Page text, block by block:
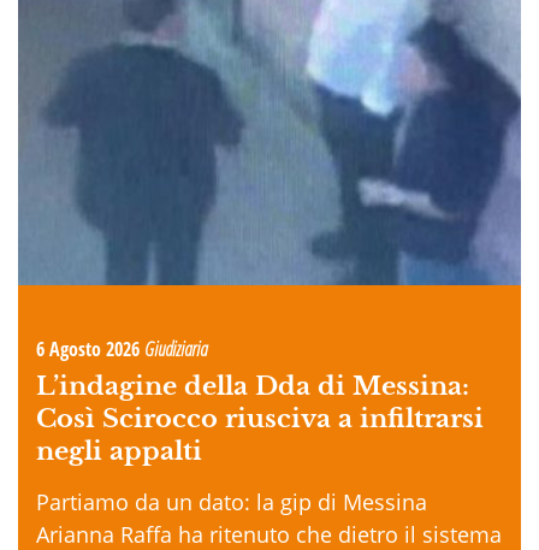
6 Agosto 2026 Giudiziaria
L’indagine della Dda di Messina:
Così Scirocco riusciva a infiltrarsi
negli appalti
Partiamo da un dato: la gip di Messina
Arianna Raffa ha ritenuto che dietro il sistema